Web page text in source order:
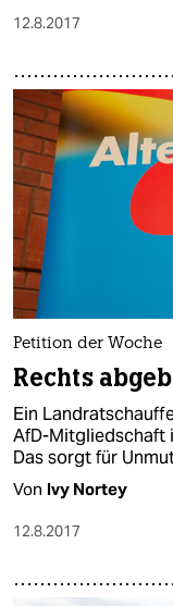
epaper login
12.8.2017
Petition der Woche
Rechts
Ein
AfD-Mitgliedschaft
Das sorgt für
Von Ivy Nortey
12.8.2017